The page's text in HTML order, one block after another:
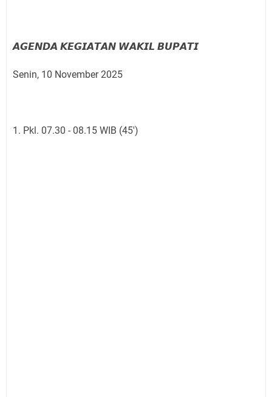
𝘼𝙂𝙀𝙉𝘿𝘼 𝙆𝙀𝙂𝙄𝘼𝙏𝘼𝙉 𝙒𝘼𝙆𝙄𝙇 𝘽𝙐𝙋𝘼𝙏𝙄
Senin, 10 November 2025
1. Pkl. 07.30 - 08.15 WIB (45')